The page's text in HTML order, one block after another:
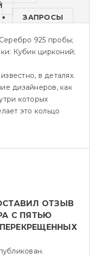
ЗАПРОСЫ
925 пробы;
Кубик цирконий;
в деталях.
дизайнеров, как
которых
это кольцо
ОТЗЫВ
С ПЯТЬЮ